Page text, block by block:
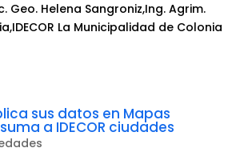
Geo. Helena Sangroniz,Ing. Agrim.
La Municipalidad de Colonia
sus datos en Mapas
a IDECOR ciudades